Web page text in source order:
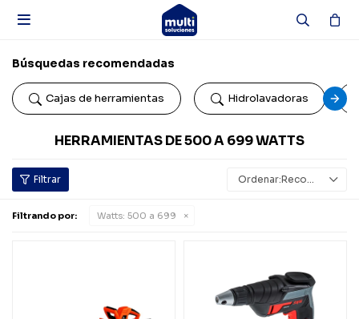

Búsquedas recomendadas
Cajas de herramientas Hidrolavadoras
HERRAMIENTAS DE 500 A 699 WATTS
Recomendados
Filtrando por: Watts: 500 a 699